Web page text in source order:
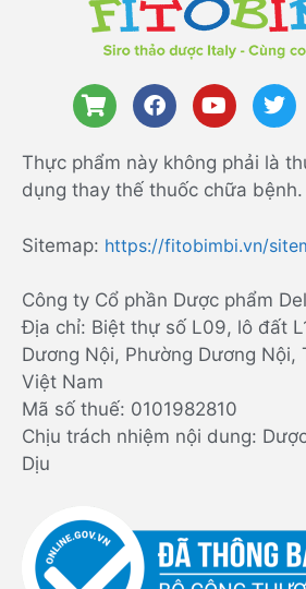
Thực phẩm này không phải là
dụng thay thế thuốc chữa bệnh.
Sitemap: https://fitobimbi.vn/
Công ty Cổ phần Dược phẩm
Địa chỉ: Biệt thự số L09, lô đất
Dương Nội, Phường Dương Nội,
Việt Nam
Mã số thuế: 0101982810
Chịu trách nhiệm nội dung:
Dịu